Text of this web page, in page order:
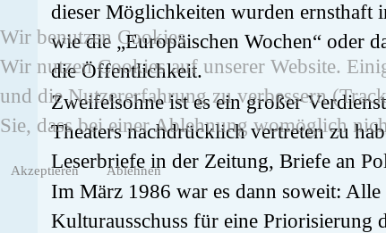
dieser Möglichkeiten wurden
wie die „Europäischen Wochen“ oder
die Öffentlichkeit.
Zweifelsohne ist es ein großer
Theaters nachdrücklich vertreten zu
Leserbriefe in der Zeitung, Briefe an
Im März 1986 war es dann soweit: Alle
Kulturausschuss für eine Priorisierung
Wir benutzen Cookies
Wir nutzen Cookies auf unserer Website.
und die Nutzererfahrung zu verbessern
Sie, dass bei einer Ablehnung womöglich
Akzeptieren Ablehnen